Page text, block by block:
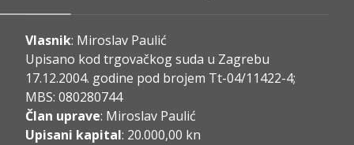
Vlasnik: Miroslav Paulić
Upisano kod trgovačkog suda u Zagrebu
17.12.2004. godine pod brojem Tt-04/11422-4;
MBS: 080280744
Član uprave: Miroslav Paulić
Upisani kapital: 20.000,00 kn